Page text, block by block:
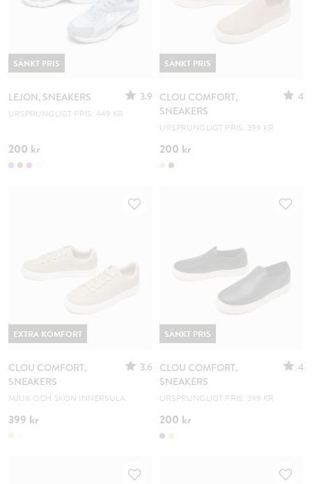
LEJON, SNEAKERS 3.9
URSPRUNGLIGT PRIS: 449 KR
200 kr
SÄNKT PRIS
CLOU COMFORT,
SNEAKERS
4
URSPRUNGLIGT PRIS: 399 KR
200 kr
SÄNKT PRIS
CLOU COMFORT,
SNEAKERS
3.6
MJUK OCH SKÖN INNERSULA
399 kr
EXTRA KOMFORT
CLOU COMFORT,
SNEAKERS
4
URSPRUNGLIGT PRIS: 399 KR
200 kr
SÄNKT PRIS